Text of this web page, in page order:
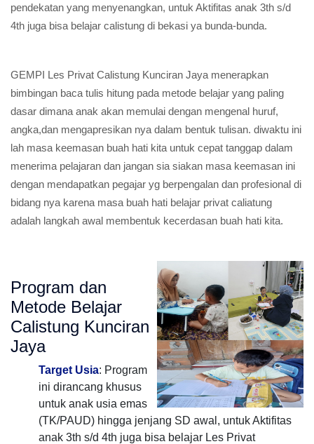
pendekatan yang menyenangkan, untuk Aktifitas anak 3th s/d
4th juga bisa belajar calistung di bekasi ya bunda-bunda.
GEMPI Les Privat Calistung Kunciran Jaya menerapkan
bimbingan baca tulis hitung pada metode belajar yang paling
dasar dimana anak akan memulai dengan mengenal huruf,
angka,dan mengapresikan nya dalam bentuk tulisan. diwaktu ini
lah masa keemasan buah hati kita untuk cepat tanggap dalam
menerima pelajaran dan jangan sia siakan masa keemasan ini
dengan mendapatkan pegajar yg berpengalan dan profesional di
bidang nya karena masa buah hati belajar privat caliatung
adalah langkah awal membentuk kecerdasan buah hati kita.
Program dan
Metode Belajar
Calistung Kunciran
Jaya
Target Usia: Program
ini dirancang khusus
untuk anak usia emas
(TK/PAUD) hingga jenjang SD awal, untuk Aktifitas
anak 3th s/d 4th juga bisa belajar Les Privat